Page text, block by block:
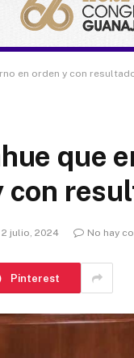
en orden y con
que
con
2 julio, 2024 No hay
Pinterest